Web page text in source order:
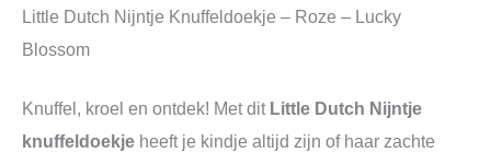
Little Dutch Nijntje Knuffeldoekje – Roze – Lucky
Blossom
Knuffel, kroel en ontdek! Met dit Little Dutch Nijntje
knuffeldoekje heeft je kindje altijd zijn of haar zachte